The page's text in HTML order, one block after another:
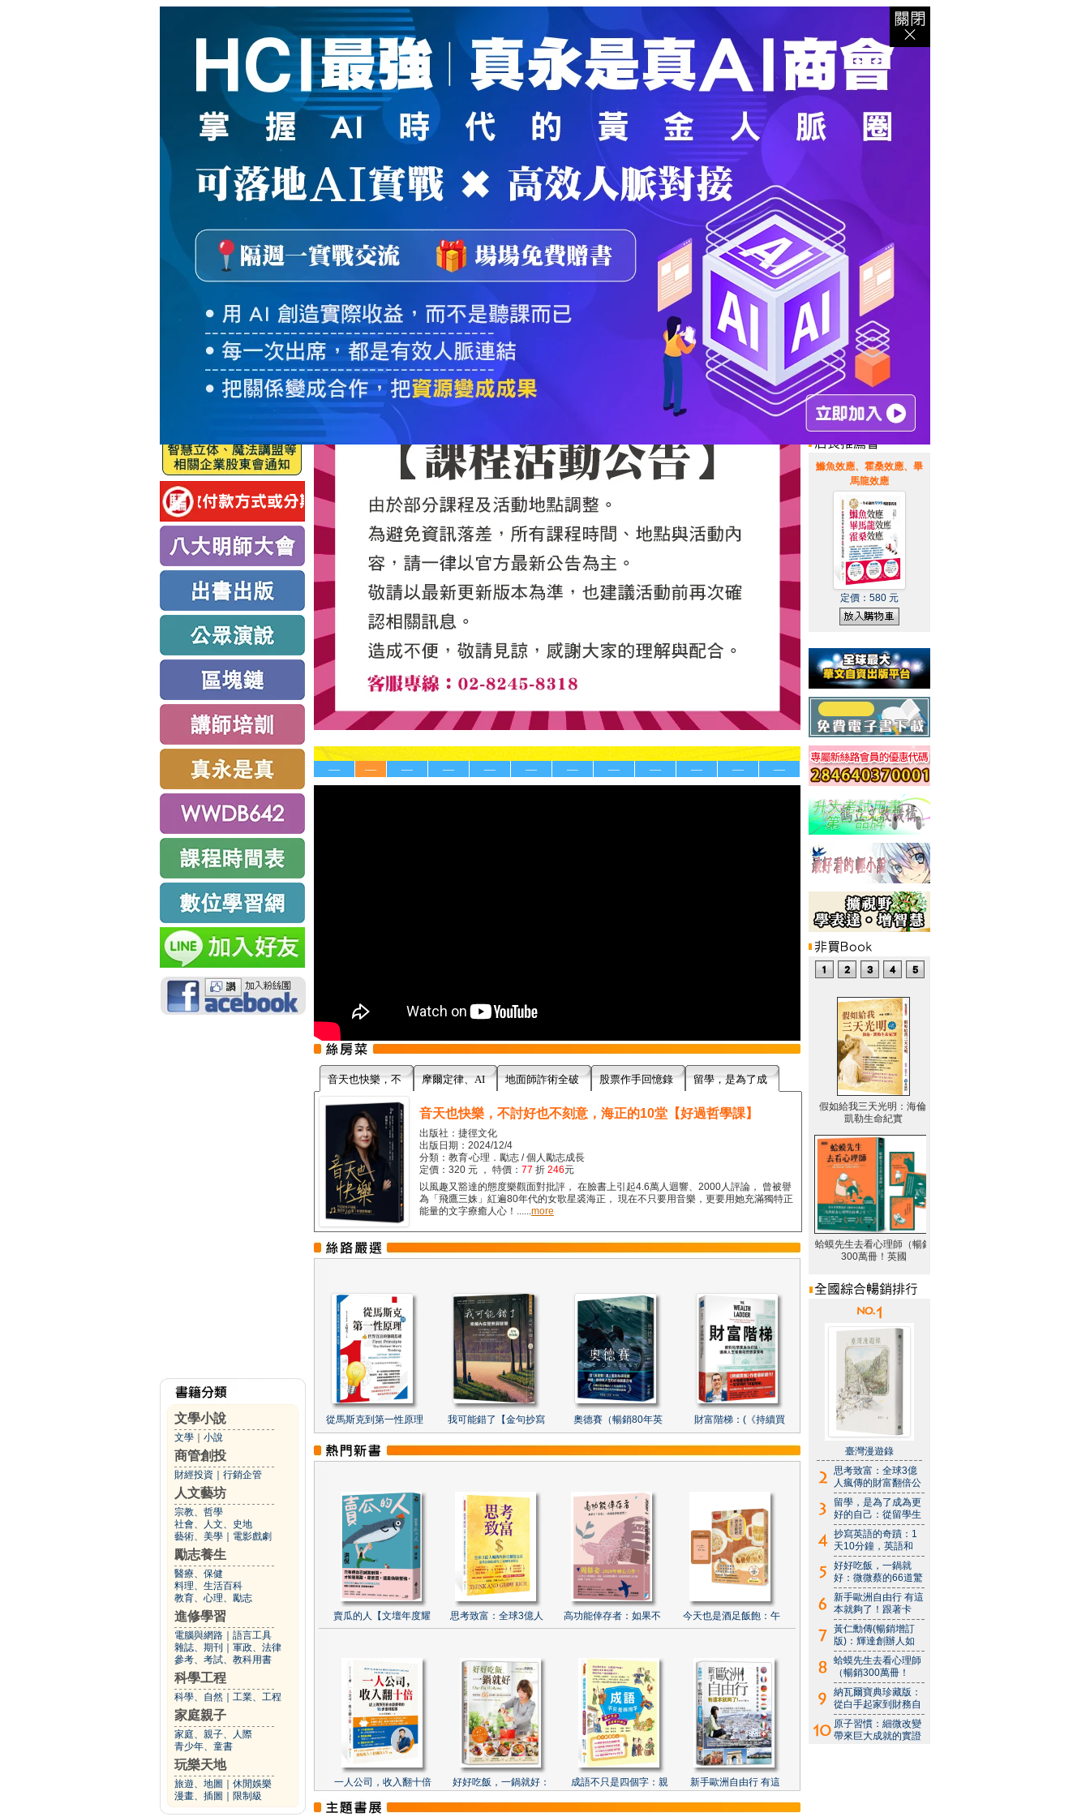
登入｜註冊｜會員中心 結帳
魔法弟子｜自資出版｜電子書 ｜客服中心｜ 智慧型立体會員
國際級品牌課程|優惠通知|霹靂英雄音樂精選|
文學小說
文學 小說
商管創投
財經投資 行銷企管
人文藝坊
宗教、哲學
社會、人文、史地
藝術、美學
電影戲劇
勵志養生
醫療、保健
料理、生活百科
教育、心理、勵志
進修學習
電腦與網路
語言工具
雜誌、期刊
軍政、法律
參考、考試、教科用書
科學工程
科學、自然 工業、工程
家庭親子
家庭、親子、人際
青少年、童書
玩樂天地
旅遊、地圖
休閒娛樂
漫畫、插圖
限制級
— — — — — — — — — — — —
音天也快樂，不 摩爾定律、AI 地面師詐術全破 股票作手回憶錄 留學，是為了成
音天也快樂，不討好也不刻意，海正的10堂【好過哲學課】
出版社：捷徑文化
出版日期：2024/12/4
分類：教育‧心理．勵志 / 個人勵志成長
定價：320 元 ， 特價： 77 折 246元
以風趣又豁達的態度樂觀面對批評， 在臉書上引起4.6萬人迴響、2000人評論， 曾被譽
為「飛鷹三姝」紅遍80年代的女歌星裘海正， 現在不只要用音樂，更要用她充滿獨特正
能量的文字療癒人心！......more
從馬斯克到第一性原理 我可能錯了【金句抄寫 奧德賽（暢銷80年英 財富階梯：(《持續買
賣瓜的人【文壇年度耀 思考致富：全球3億人 高功能倖存者：如果不 今天也是酒足飯飽：午
一人公司，收入翻十倍 好好吃飯，一鍋就好： 成語不只是四個字：親 新手歐洲自由行 有這
鰷魚效應、霍桑效應、畢
馬龍效應
定價： 580 元
臺灣漫遊錄
思考致富：全球3億
人瘋傳的財富翻倍公
留學，是為了成為更
好的自己：從留學生
抄寫英語的奇蹟：1
天10分鐘，英語和
好好吃飯，一鍋就
好：微微蔡的66道驚
新手歐洲自由行 有這
本就夠了！跟著卡
黃仁勳傳(暢銷增訂
版)：輝達創辦人如
蛤蟆先生去看心理師
（暢銷300萬冊！
納瓦爾寶典珍藏版：
從白手起家到財務自
原子習慣：細微改變
帶來巨大成就的實證